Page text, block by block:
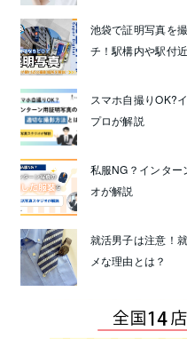
池袋で証明写真を
チ！駅構内や駅付
スマホ自撮りOK?
プロが解説
私服NG？インター
オが解説
就活男子は注意！
メな理由とは？